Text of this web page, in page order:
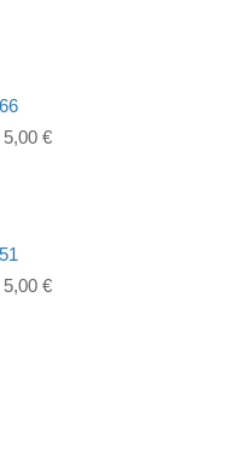
5,00 €
5,00 €